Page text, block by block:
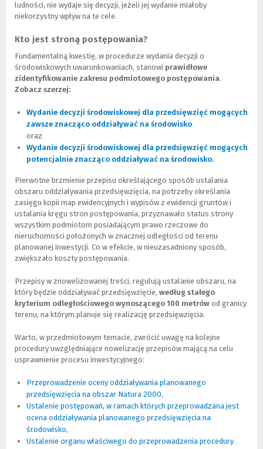
ludności, nie wydaje się decyzji, jeżeli jej wydanie miałoby
niekorzystny wpływ na te cele.
Kto jest stroną postępowania?
Fundamentalną kwestię, w procedurze wydania decyzji o
środowiskowych uwarunkowaniach, stanowi prawidłowe
zidentyfikowanie zakresu podmiotowego postępowania.
Zobacz szerzej:
Wydanie decyzji środowiskowej dla przedsięwzięć mogących
zawsze znacząco oddziaływać na środowisko
innej
strony)
oraz
Wydanie decyzji środowiskowej dla przedsięwzięć mogących
potencjalnie znacząco oddziaływać na środowisko(Nowe
(Link
innej
strony)
.
Pierwotne brzmienie przepisu określającego sposób ustalania
obszaru oddziaływania przedsięwzięcia, na potrzeby określania
zasięgu kopii map ewidencyjnych i wypisów z ewidencji gruntów i
ustalania kręgu stron postępowania, przyznawało status strony
wszystkim podmiotom posiadającym prawo rzeczowe do
nieruchomości położonych w znacznej odległości od terenu
planowanej inwestycji. Co w efekcie, w nieuzasadniony sposób,
zwiększało koszty postępowania.
Przepisy w znowelizowanej treści, regulują ustalanie obszaru, na
który będzie oddziaływać przedsięwzięcie, według stałego
kryterium odległościowego wynoszącego 100 metrów od granicy
terenu, na którym planuje się realizację przedsięwzięcia.
Warto, w przedmiotowym temacie, zwrócić uwagę na kolejne
procedury uwzględniające nowelizację przepisów mającą na celu
usprawnienie procesu inwestycyjnego:
Przeprowadzenie oceny oddziaływania planowanego
przedsięwzięcia na obszar Natura 2000(Nowe
okno)
(Link
do
innej
,
Ustalenie postępowań, w ramach których przeprowadzana jest
ocena oddziaływania planowanego przedsięwzięcia na
środowisko(Nowe
okno)
(Link
do
,
Ustalenie organu właściwego do przeprowadzenia procedury